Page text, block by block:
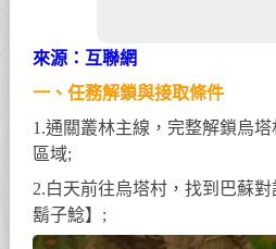
來源：互聯網
一、任務解鎖與接取條件
1.通關叢林主線，完整解鎖烏
區域;
2.白天前往烏塔村，找到巴蘇
鬍子鯰】;